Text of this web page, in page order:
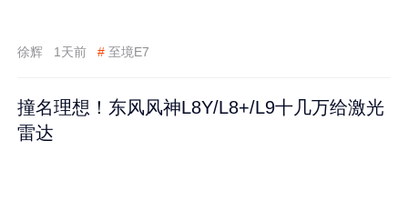
徐辉 1天前 # 至境E7
撞名理想！东风风神L8Y/L8+/L9十几万给激光
雷达